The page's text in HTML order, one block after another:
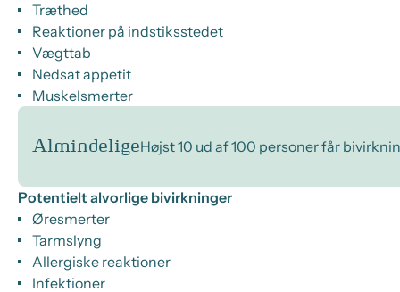
Træthed
Reaktioner på indstiksstedet
Vægttab
Nedsat appetit
Muskelsmerter
AlmindeligeHøjst 10 ud af 100 personer får
Potentielt alvorlige bivirkninger
Øresmerter
Tarmslyng
Allergiske reaktioner
Infektioner